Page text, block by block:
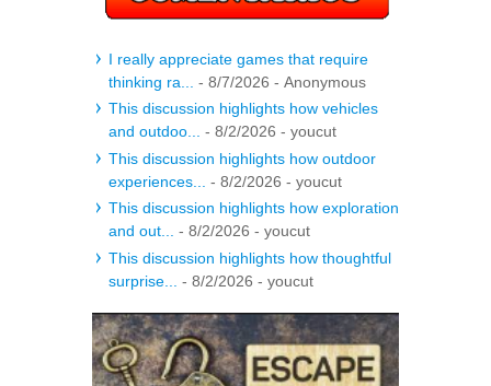
I really appreciate games that require
thinking ra...
- 8/7/2026 - Anonymous
This discussion highlights how vehicles
and outdoo...
- 8/2/2026 - youcut
This discussion highlights how outdoor
experiences...
- 8/2/2026 - youcut
This discussion highlights how exploration
and out...
- 8/2/2026 - youcut
This discussion highlights how thoughtful
surprise...
- 8/2/2026 - youcut